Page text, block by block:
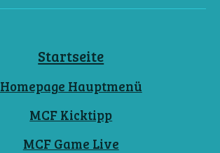
Startseite
Homepage Hauptmenü
MCF Kicktipp
MCF Game Live